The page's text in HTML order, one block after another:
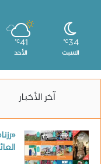
34
℃
السبت
41
℃
الأحد
آخر الأخبار